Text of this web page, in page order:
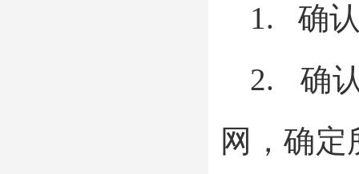
1. 确认
2. 确
网，确